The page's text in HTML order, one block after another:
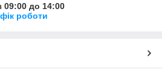
09:00 до 14:00
роботи